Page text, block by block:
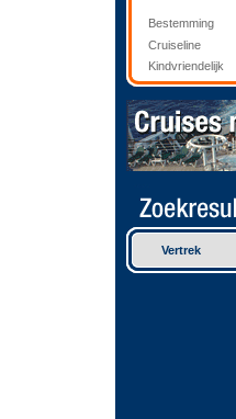
Bestemming
Cruiseline
Kindvriendelijk
Vertrek